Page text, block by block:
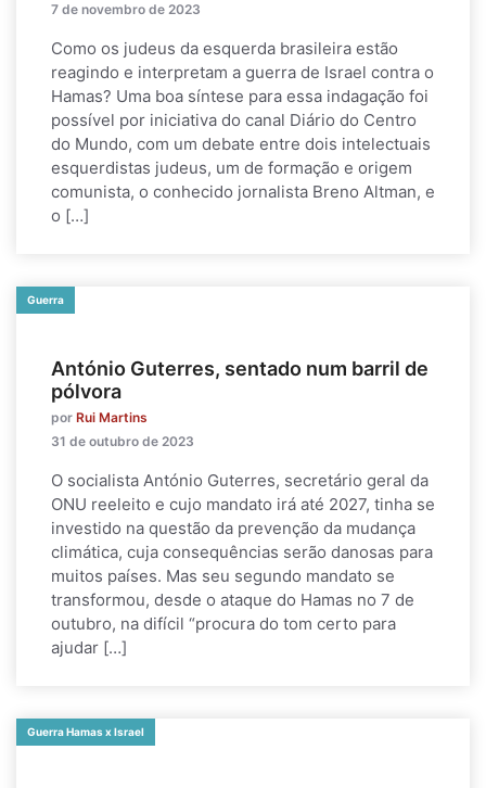
7 de novembro de 2023
Como os judeus da esquerda brasileira estão
reagindo e interpretam a guerra de Israel contra o
Hamas? Uma boa síntese para essa indagação foi
possível por iniciativa do canal Diário do Centro
do Mundo, com um debate entre dois intelectuais
esquerdistas judeus, um de formação e origem
comunista, o conhecido jornalista Breno Altman, e
o […]
Guerra
António Guterres, sentado num barril de
pólvora
por Rui Martins
31 de outubro de 2023
O socialista António Guterres, secretário geral da
ONU reeleito e cujo mandato irá até 2027, tinha se
investido na questão da prevenção da mudança
climática, cuja consequências serão danosas para
muitos países. Mas seu segundo mandato se
transformou, desde o ataque do Hamas no 7 de
outubro, na difícil “procura do tom certo para
ajudar […]
Guerra Hamas x Israel